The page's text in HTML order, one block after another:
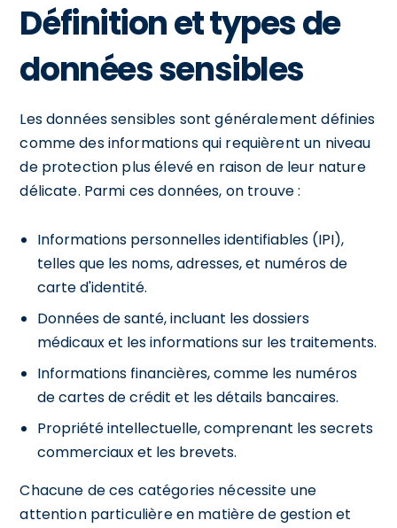
Définition et types de
données sensibles
Les données sensibles sont généralement définies
comme des informations qui requièrent un niveau
de protection plus élevé en raison de leur nature
délicate. Parmi ces données, on trouve :
Informations personnelles identifiables (IPI),
telles que les noms, adresses, et numéros de
carte d'identité.
Données de santé, incluant les dossiers
médicaux et les informations sur les traitements.
Informations financières, comme les numéros
de cartes de crédit et les détails bancaires.
Propriété intellectuelle, comprenant les secrets
commerciaux et les brevets.
Chacune de ces catégories nécessite une
attention particulière en matière de gestion et